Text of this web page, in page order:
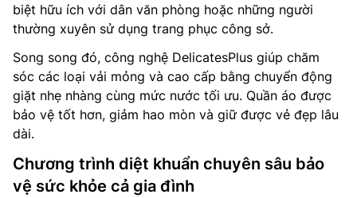
biệt hữu ích với dân văn phòng hoặc những người
thường xuyên sử dụng trang phục công sở.
Song song đó, công nghệ DelicatesPlus giúp chăm
sóc các loại vải mỏng và cao cấp bằng chuyển động
giặt nhẹ nhàng cùng mức nước tối ưu. Quần áo được
bảo vệ tốt hơn, giảm hao mòn và giữ được vẻ đẹp lâu
dài.
Chương trình diệt khuẩn chuyên sâu bảo
vệ sức khỏe cả gia đình